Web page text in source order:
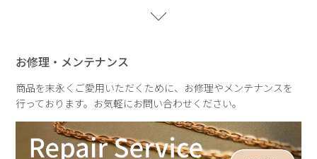
お修理・メンテナンス
商品を末永くご愛用いただくために、お修理やメンテナンスを
行っております。お気軽にお問い合わせください。